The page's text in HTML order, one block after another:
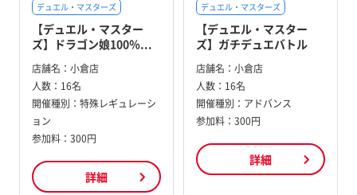
デュエル・マスターズ
【デュエル・マスター
ズ】ドラゴン娘100％...
店舗名： 小倉店
人数： 16名
開催種別： 特殊レギュレーシ
ョン
参加料： 300円
詳細
デュエル・マスターズ
【デュエル・マスター
ズ】ガチデュエバトル
店舗名： 小倉店
人数： 16名
開催種別： アドバンス
参加料： 300円
詳細